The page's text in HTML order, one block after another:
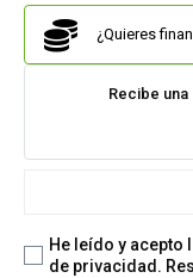
¿Quieres
Recibe
He leído y
de privacidad.